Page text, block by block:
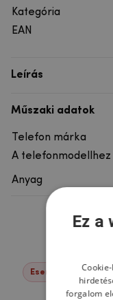
Kategória
EAN
Leírás
Műszaki adatok
Telefon márka
A telefonmodellhez
Anyag
Események -17%
Ez a
forgalom